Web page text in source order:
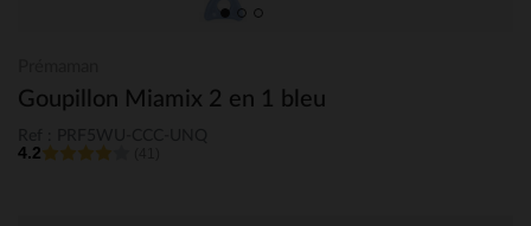
Goupillon Miamix 2 en 1 bleu
4.2